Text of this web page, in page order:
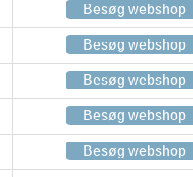
Besøg webshop
Besøg webshop
Besøg webshop
Besøg webshop
Besøg webshop